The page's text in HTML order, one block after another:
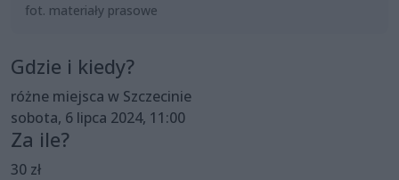
fot. materiały prasowe
Gdzie i kiedy?
różne miejsca w Szczecinie
sobota, 6 lipca 2024, 11:00
Za ile?
30 zł